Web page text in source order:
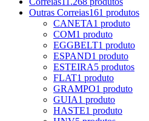
Outras Correias161 produtos
CANETA1 produto
COM1 produto
EGGBELT1 produto
ESPAND1 produto
ESTEIRA5 produtos
FLAT1 produto
GRAMPO1 produto
GUIA1 produto
HASTE1 produto